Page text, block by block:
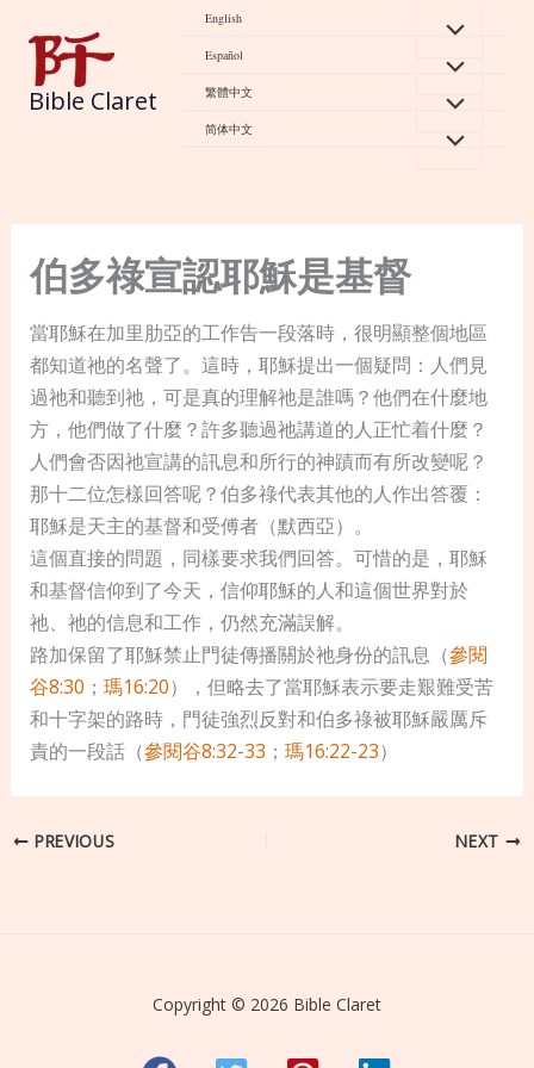
content
Bible Claret
English
Español
繁體中文
简体中文
伯多祿宣認耶穌是基督
當耶穌在加里肋亞的工作告一段落時，很明顯整個地區
都知道祂的名聲了。這時，耶穌提出一個疑問：人們見
過祂和聽到祂，可是真的理解祂是誰嗎？他們在什麼地
方，他們做了什麼？許多聽過祂講道的人正忙着什麼？
人們會否因祂宣講的訊息和所行的神蹟而有所改變呢？
那十二位怎樣回答呢？伯多祿代表其他的人作出答覆：
耶穌是天主的基督和受傅者（默西亞）。
這個直接的問題，同樣要求我們回答。可惜的是，耶穌
和基督信仰到了今天，信仰耶穌的人和這個世界對於
祂、祂的信息和工作，仍然充滿誤解。
路加保留了耶穌禁止門徒傳播關於祂身份的訊息（參閱
谷8:30 ； 瑪16:20），但略去了當耶穌表示要走艱難受苦
和十字架的路時，門徒強烈反對和伯多祿被耶穌嚴厲斥
責的一段話（參閱谷8:32-33 ； 瑪16:22-23）
PREVIOUS NEXT
Copyright © 2026 Bible Claret